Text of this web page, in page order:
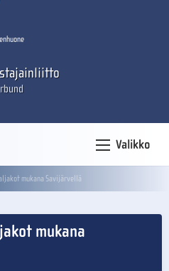
Valikko
mukana Savijärvellä
mukana